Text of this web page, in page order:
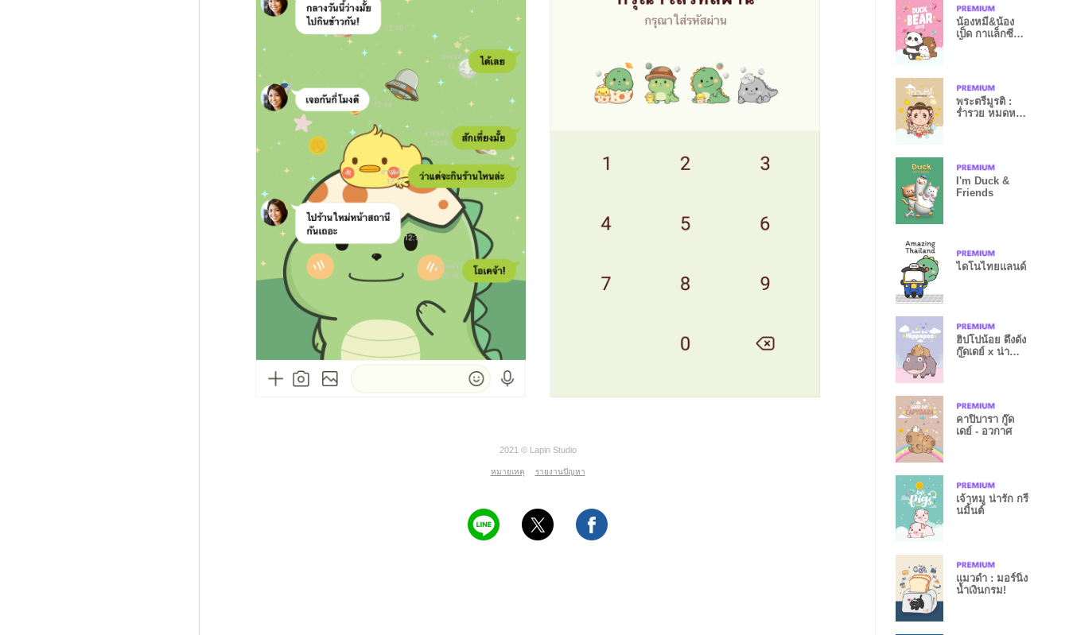
2021 © Lapin Studio
หมายเหตุ รายงานปัญหา
น้องหมี&น้อง
เป็ด กาแล็กซีคิ้ว
พระตรีมูรติ :
ร่ำรวย หมดหนี้
I'm Duck &
Friends
ไดโนไทยแลนด์
ฮิปโปน้อย ดึ๋งดั๋ง
กู๊ดเดย์ x น่า
คาปิบารา กู๊ด
เดย์ - อวกาศ
เจ้าหมู น่ารัก กรี
นมิ้นต์
แมวดำ : มอร์นิ่ง
น้ำเงินกรม!